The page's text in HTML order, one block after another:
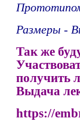
Размеры -
Так же
получить
Выдача
https://